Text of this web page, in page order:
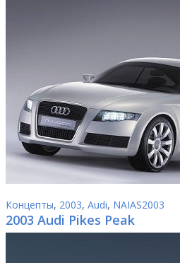
Концепты, 2003, Audi, NAIAS2003
2003 Audi Pikes Peak